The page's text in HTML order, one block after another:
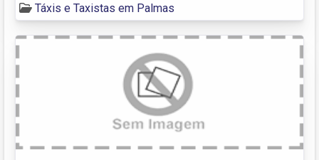
Táxis e Taxistas em Palmas